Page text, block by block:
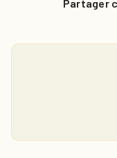
Partager